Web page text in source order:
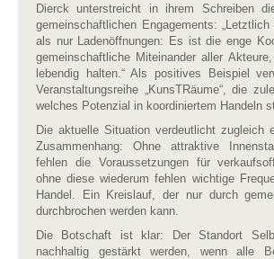
Dierck unterstreicht in ihrem Schreiben
gemeinschaftlichen Engagements:
als nur Ladenöffnungen: Es ist die enge
gemeinschaftliche Miteinander aller
lebendig halten.“ Als positives Beispiel
Veranstaltungsreihe „KunsTRäume“, die
welches Potenzial in koordiniertem Handeln
Die aktuelle Situation verdeutlicht zugleich
Zusammenhang: Ohne attraktive
fehlen die Voraussetzungen für
ohne diese wiederum fehlen wichtige
Handel. Ein Kreislauf, der nur durch
durchbrochen werden kann.
Die Botschaft ist klar: Der Standort
nachhaltig gestärkt werden, wenn alle